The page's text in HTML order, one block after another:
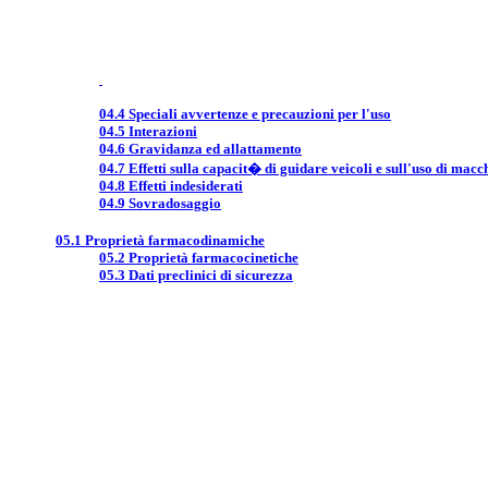
04.4 Speciali avvertenze e precauzioni per l'uso
04.5 Interazioni
04.6 Gravidanza ed allattamento
04.7 Effetti sulla capacit� di guidare veicoli e sull'uso di
04.8 Effetti indesiderati
04.9 Sovradosaggio
05.1 Proprietà farmacodinamiche
05.2 Proprietà farmacocinetiche
05.3 Dati preclinici di sicurezza